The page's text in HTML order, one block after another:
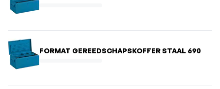
FORMAT GEREEDSCHAPSKOFFER STAAL 690